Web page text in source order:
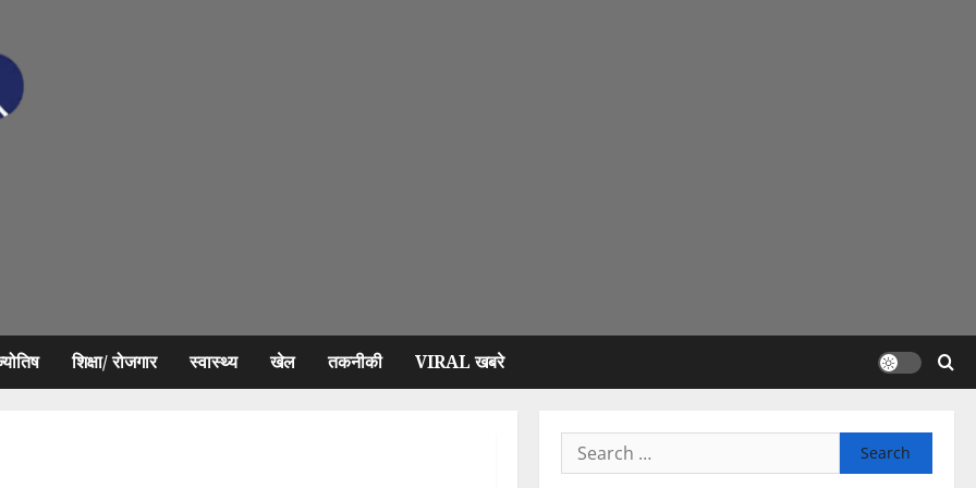
शिक्षा/ रोजगार स्वास्थ्य खेल तकनीकी VIRAL खबरे
Search
for: